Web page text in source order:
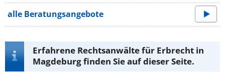
alle Beratungsangebote
Erfahrene Rechtsanwälte für Erbrecht in
Magdeburg finden Sie auf dieser Seite.